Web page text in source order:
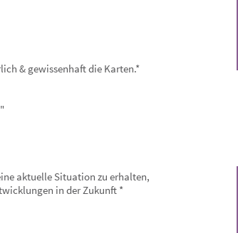
& gewissenhaft die Karten.*
aktuelle Situation zu erhalten,
in der Zukunft *